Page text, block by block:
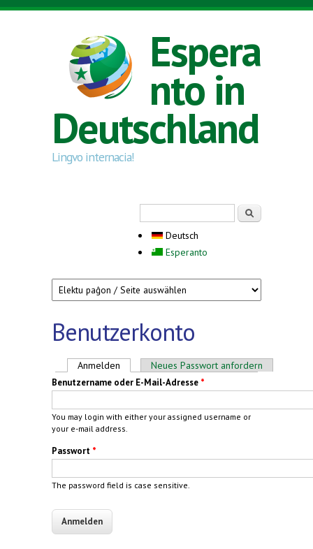
Direkt zum Inhalt
Espera
nto in
Deutschland
Lingvo internacia!
Deutsch
Esperanto
Benutzerkonto
Haupt-Reiter
Anmelden (aktiver Reiter)
Neues Passwort anfordern
Benutzername oder E-Mail-Adresse *
You may login with either your assigned username or
your e-mail address.
Passwort *
The password field is case sensitive.